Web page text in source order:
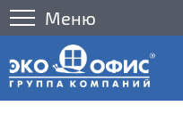
Меню